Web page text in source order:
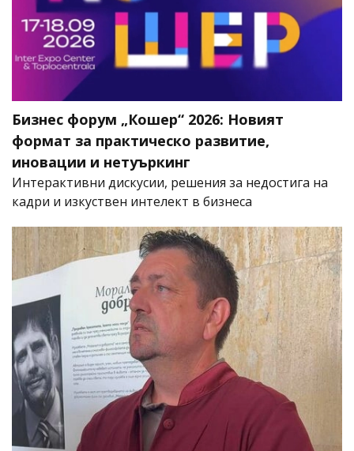
Бизнес форум „Кошер“ 2026: Новият
формат за практическо развитие,
иновации и нетуъркинг
Интерактивни дискусии, решения за недостига на
кадри и изкуствен интелект в бизнеса